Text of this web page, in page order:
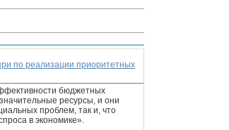
по реализации приоритетных
бюджетных
ресурсы, и они
проблем, так и, что
в экономике».